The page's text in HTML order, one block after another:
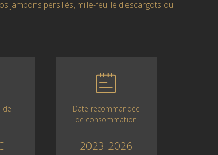
jambons persillés, mille-feuille d'escargots ou
de
Date recommandée
de consommation
2023-2026